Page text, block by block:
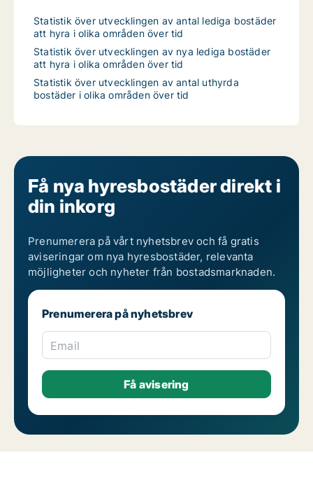
Statistik över utvecklingen av antal lediga bostäder
att hyra i olika områden över tid
Statistik över utvecklingen av nya lediga bostäder
att hyra i olika områden över tid
Statistik över utvecklingen av antal uthyrda
bostäder i olika områden över tid
Få nya hyresbostäder direkt i
din inkorg
Prenumerera på vårt nyhetsbrev och få gratis
aviseringar om nya hyresbostäder, relevanta
möjligheter och nyheter från bostadsmarknaden.
Prenumerera på nyhetsbrev
Email